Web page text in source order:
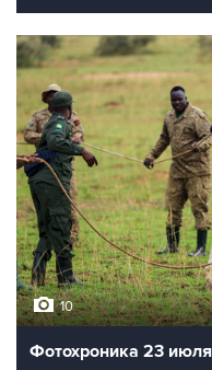
10
Фотохроника 23 июля